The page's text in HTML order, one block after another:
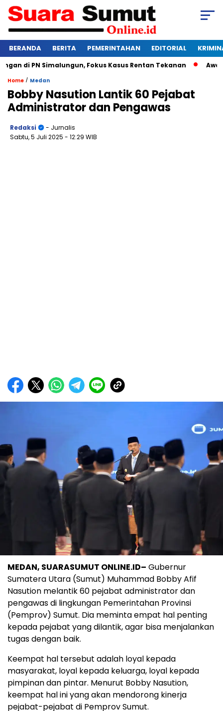
BERANDA BERITA PEMERINTAHAN EDITORIAL
PN Simalungun, Fokus Kasus Rentan Tekanan Awas
Home / Medan
Bobby Nasution Lantik 60 Pejabat
Administrator dan Pengawas
Redaksi
- Jurnalis
Sabtu, 5 Juli 2025 - 12:29 WIB
MEDAN, SUARASUMUT ONLINE.ID– Gubernur
Sumatera Utara (Sumut) Muhammad Bobby Afif
Nasution melantik 60 pejabat administrator dan
pengawas di lingkungan Pemerintahan Provinsi
(Pemprov) Sumut. Dia meminta empat hal penting
kepada pejabat yang dilantik, agar bisa menjalankan
tugas dengan baik.
Keempat hal tersebut adalah loyal kepada
masyarakat, loyal kepada keluarga, loyal kepada
pimpinan dan pintar. Menurut Bobby Nasution,
keempat hal ini yang akan mendorong kinerja
pejabat-pejabat di Pemprov Sumut.